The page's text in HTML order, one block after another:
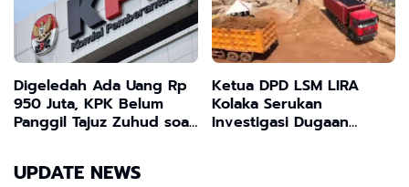
Digeledah Ada Uang Rp
950 Juta, KPK Belum
Panggil Tajuz Zuhud soal
Ketua DPD LSM LIRA
Kolaka Serukan
Investigasi Dugaan
UPDATE NEWS